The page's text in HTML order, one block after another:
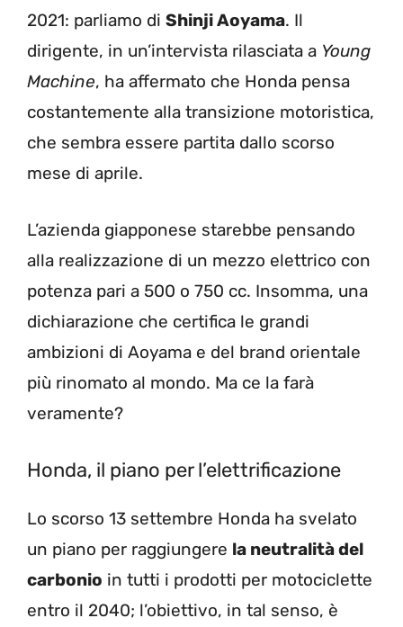
2021: parliamo di Shinji Aoyama. Il
dirigente, in un’intervista rilasciata a Young
Machine, ha affermato che Honda pensa
costantemente alla transizione motoristica,
che sembra essere partita dallo scorso
mese di aprile.
L’azienda giapponese starebbe pensando
alla realizzazione di un mezzo elettrico con
potenza pari a 500 o 750 cc. Insomma, una
dichiarazione che certifica le grandi
ambizioni di Aoyama e del brand orientale
più rinomato al mondo. Ma ce la farà
veramente?
Honda, il piano per l’elettrificazione
Lo scorso 13 settembre Honda ha svelato
un piano per raggiungere la neutralità del
carbonio in tutti i prodotti per motociclette
entro il 2040; l’obiettivo, in tal senso, è